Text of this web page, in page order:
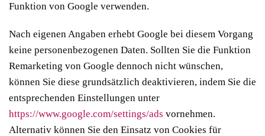
Funktion von Google verwenden.
Nach eigenen Angaben erhebt Google bei diesem Vorgang
keine personenbezogenen Daten. Sollten Sie die Funktion
Remarketing von Google dennoch nicht wünschen,
können Sie diese grundsätzlich deaktivieren, indem Sie die
entsprechenden Einstellungen unter
https://www.google.com/settings/ads vornehmen.
Alternativ können Sie den Einsatz von Cookies für